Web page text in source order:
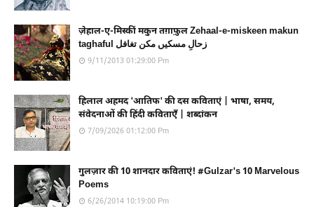
ज़ेहाल-ए-मिस्कीं मकुन तग़ाफ़ुल Zehaal-e-miskeen makun
taghaful زحالِ مسکیں مکن تغافل
9/11/2013 01:29:00 Pm
हिलाल अहमद 'आतिफ' की दस कविताएं | भाषा, समय,
संवेदनाओं की हिंदी कविताएँ | शब्दांकन
7/09/2026 01:12:00 Pm
गुलज़ार की 10 शानदार कविताएं! #Gulzar's 10 Marvelous
Poems
6/26/2014 10:19:00 Pm